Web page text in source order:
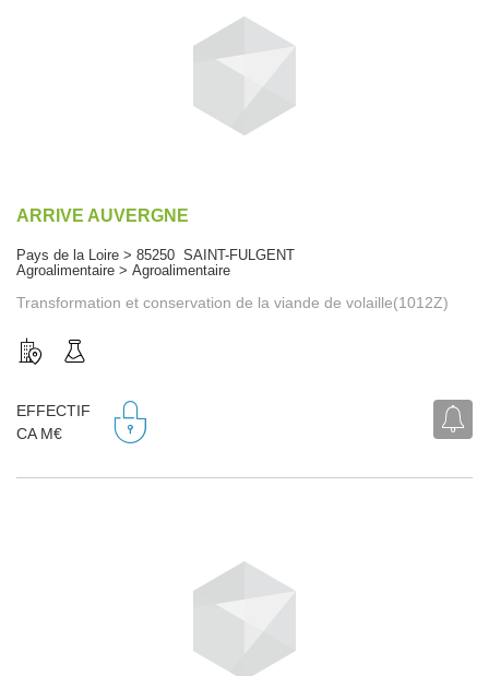
ARRIVE AUVERGNE
Pays de la Loire > 85250 SAINT-FULGENT
Agroalimentaire > Agroalimentaire
Transformation et conservation de la viande de volaille(1012Z)
EFFECTIF
CA M€